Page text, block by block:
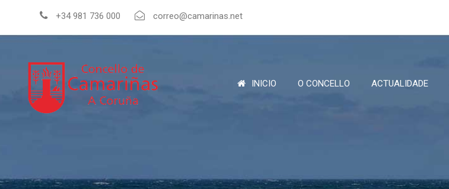
+34 981 736 000 correo@camarinas.net
INICIO O CONCELLO ACTUALIDADE